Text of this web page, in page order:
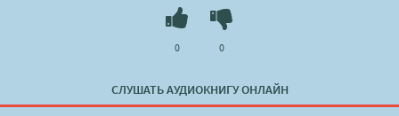
СЛУШАТЬ АУДИОКНИГУ ОНЛАЙН
0 0